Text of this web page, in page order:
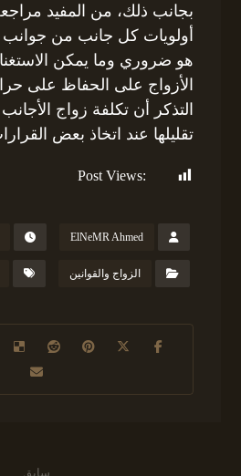
بجانب ذلك، من المفيد
أولويات كل جانب من جوانب
هو ضروري وما يمكن
الأزواج على الحفاظ على
التذكر أن تكلفة زواج
تقليلها عند اتخاذ بعض
Post Views:
ElNeMR Ahmed
الزواج والقوانين
سابق